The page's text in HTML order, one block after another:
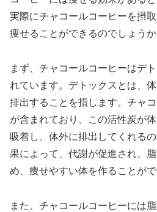
実際にチャコールコーヒーを摂
痩せることができるのでしょうか
まず、チャコールコーヒーはデ
れています。デトックスとは、
排出することを指します。チャ
が含まれており、この活性炭が
吸着し、体外に排出してくれる
果によって、代謝が促進され、
め、痩せやすい体を作ることがで
また、チャコールコーヒーには